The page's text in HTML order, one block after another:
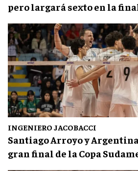
pero largará sexto en la
INGENIERO JACOBACCI
Santiago Arroyo y
gran final de la Copa